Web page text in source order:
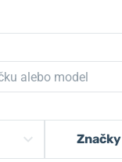
Značky